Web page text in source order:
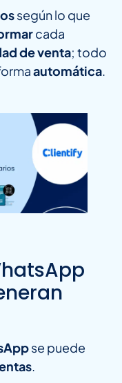
según lo que
cada
de venta; todo
automática.
se puede
.